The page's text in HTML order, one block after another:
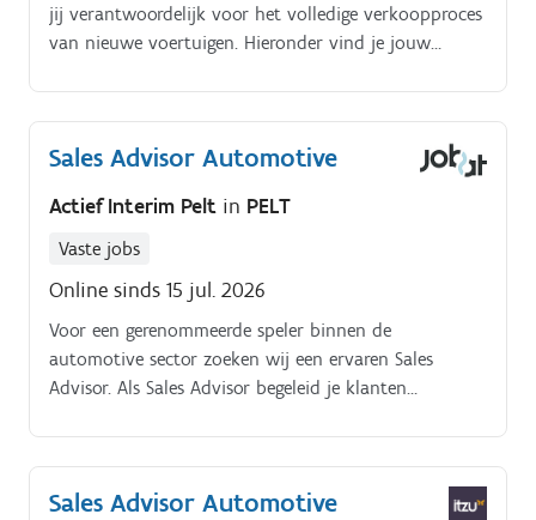
jij verantwoordelijk voor het volledige verkoopproces
van nieuwe voertuigen. Hieronder vind je jouw
Sales Advisor Automotive
Actief Interim Pelt in PELT
Vaste jobs
Online sinds 15 jul. 2026
Voor een gerenommeerde speler binnen de
automotive sector zoeken wij een ervaren Sales
Advisor. Als Sales Advisor begeleid je klanten
Sales Advisor Automotive